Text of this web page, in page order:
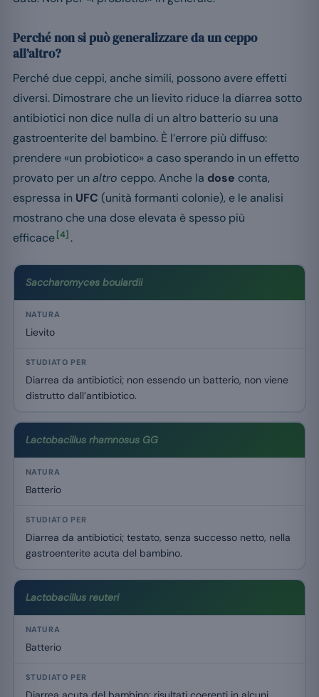
Perché non si può generalizzare da un ceppo
all’altro?
Perché due ceppi, anche simili, possono avere effetti
diversi. Dimostrare che un lievito riduce la diarrea sotto
antibiotici non dice nulla di un altro batterio su una
gastroenterite del bambino. È l’errore più diffuso:
prendere «un probiotico» a caso sperando in un effetto
provato per unaltro ceppo. Anche la dose conta,
espressa in UFC (unità formanti colonie), e le analisi
mostrano che una dose elevata è spesso più
efficace [4] .
Saccharomyces boulardii
Lievito
Diarrea da antibiotici; non essendo un batterio, non viene
distrutto dall’antibiotico.
Lactobacillus rhamnosus GG
Batterio
Diarrea da antibiotici; testato, senza successo netto, nella
gastroenterite acuta del bambino.
Lactobacillus reuteri
Batterio